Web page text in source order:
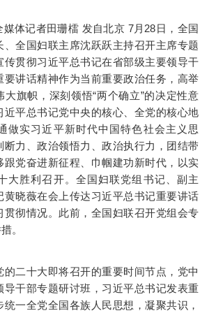
记者田珊檑 发自北京 7月28日，全国
、全国妇联主席沈跃跃主持召开主席专题
传贯彻习近平总书记在省部级主要领导干
要讲话精神作为当前重要政治任务，高举
旗帜，深刻领悟“两个确立”的决定性意
近平总书记党中央的核心、全党的核心地
做实习近平新时代中国特色社会主义思
断力、政治领悟力、政治执行力，团结带
跟党奋进新征程、巾帼建功新时代，以实
大胜利召开。全国妇联党组书记、副主
黄晓薇在会上传达习近平总书记重要讲话
贯彻情况。此前，全国妇联召开党组会专
。
二十大即将召开的重要时间节点，党中
导干部专题研讨班，习近平总书记发表重
一全党全国各族人民思想，凝聚共识，